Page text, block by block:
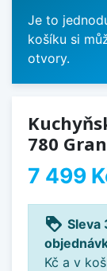
Je to
košíku si
otvory.
780
7 499
loyalty Sleva
Kč a v